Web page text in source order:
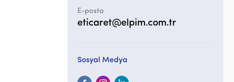
E-posta
eticaret@elpim.com.tr
Sosyal Medya